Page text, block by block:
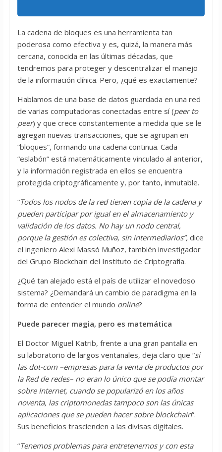
La cadena de bloques es una herramienta tan
poderosa como efectiva y es, quizá, la manera más
cercana, conocida en las últimas décadas, que
tendremos para proteger y descentralizar el manejo
de la información clínica. Pero, ¿qué es exactamente?
Hablamos de una base de datos guardada en una red
de varias computadoras conectadas entre sí (peer to
peer) y que crece constantemente a medida que se le
agregan nuevas transacciones, que se agrupan en
“bloques”, formando una cadena continua. Cada
“eslabón” está matemáticamente vinculado al anterior,
y la información registrada en ellos se encuentra
protegida criptográficamente y, por tanto, inmutable.
“Todos los nodos de la red tienen copia de la cadena y
pueden participar por igual en el almacenamiento y
validación de los datos. No hay un nodo central,
porque la gestión es colectiva, sin intermediarios”, dice
el ingeniero Alexi Massó Muñoz, también investigador
del Grupo Blockchain del Instituto de Criptografía.
¿Qué tan alejado está el país de utilizar el novedoso
sistema? ¿Demandará un cambio de paradigma en la
forma de entender el mundo online?
Puede parecer magia, pero es matemática
El Doctor Miguel Katrib, frente a una gran pantalla en
su laboratorio de largos ventanales, deja claro que “si
las dot-com –empresas para la venta de productos por
la Red de redes– no eran lo único que se podía montar
sobre Internet, cuando se popularizó en los años
noventa, las criptomonedas tampoco son las únicas
aplicaciones que se pueden hacer sobre blockchain”.
Sus beneficios trascienden a las divisas digitales.
“Tenemos problemas para entretenernos y con esta